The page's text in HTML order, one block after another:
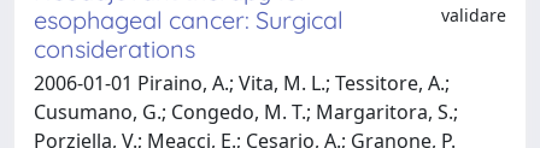
esophageal cancer: Surgical
considerations
validare
2006-01-01 Piraino, A.; Vita, M. L.; Tessitore, A.;
Cusumano, G.; Congedo, M. T.; Margaritora, S.;
Porziella, V.; Meacci, E.; Cesario, A.; Granone, P.